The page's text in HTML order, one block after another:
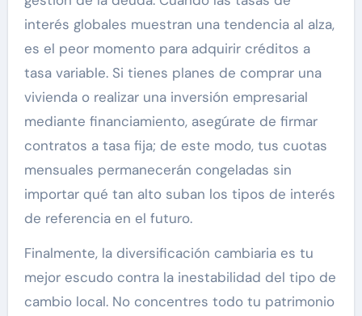
interés globales muestran una tendencia al alza,
es el peor momento para adquirir créditos a
tasa variable. Si tienes planes de comprar una
vivienda o realizar una inversión empresarial
mediante financiamiento, asegúrate de firmar
contratos a tasa fija; de este modo, tus cuotas
mensuales permanecerán congeladas sin
importar qué tan alto suban los tipos de interés
de referencia en el futuro.
Finalmente, la diversificación cambiaria es tu
mejor escudo contra la inestabilidad del tipo de
cambio local. No concentres todo tu patrimonio